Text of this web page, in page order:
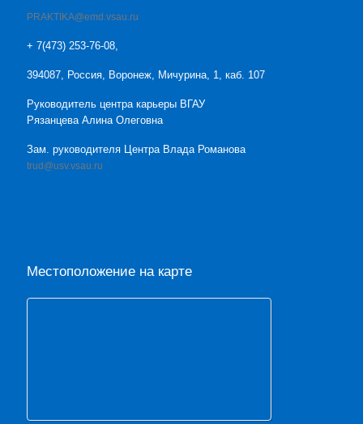
PRAKTIKA@emd.vsau.ru
+ 7(473) 253-76-08,
394087, Россия, Воронеж, Мичурина, 1, каб. 107
Руководитель центра карьеры ВГАУ
Рязанцева Алина Олеговна
Зам. руководителя Центра Влада Романова
trud@usv.vsau.ru
Местоположение на карте